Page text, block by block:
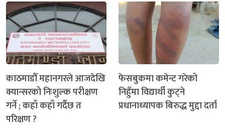
काठमाडौँ महानगरले आजदेखि
क्यान्सरको निःशुल्क परीक्षण
गर्ने ; कहाँ कहाँ गर्दैछ त
परिक्षण ?
फेसबुकमा कमेन्ट गरेको
निहुँमा विद्यार्थी कुट्ने
प्रधानाध्यापक बिरुद्ध मुद्दा दर्ता